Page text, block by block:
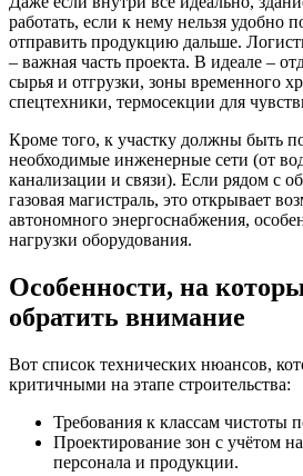
работать, если к нему нельзя удобно
отправить продукцию дальше.
– важная часть проекта. В идеале –
сырья и отгрузки, зоны временного
спецтехники, термосекции для
Кроме того, к участку должны быть
необходимые инженерные сети (от
канализации и связи). Если рядом с
газовая магистраль, это открывает
автономного энергоснабжения,
нагрузки оборудования.
Особенности, на
обратить внимание
Вот список технических нюансов,
критичными на этапе строительства:
Требования к классам чистоты
Проектирование зон с учётом
персонала и продукции.